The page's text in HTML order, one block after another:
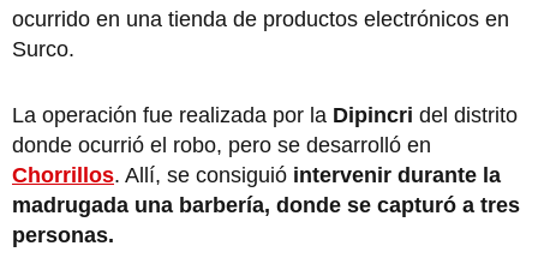
ocurrido en una tienda de productos electrónicos en
Surco.
La operación fue realizada por la Dipincri del distrito
donde ocurrió el robo, pero se desarrolló en
Chorrillos. Allí, se consiguió intervenir durante la
madrugada una barbería, donde se capturó a tres
personas.